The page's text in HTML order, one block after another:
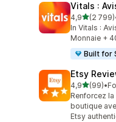
Vitals :
4,9étoile(s)
(2 799)
2799 avis
In Vitals :
Monnaie +
Built for
Etsy
4,9étoile(s)
(99)
99 avis au•
Renforcez
boutique
Etsy